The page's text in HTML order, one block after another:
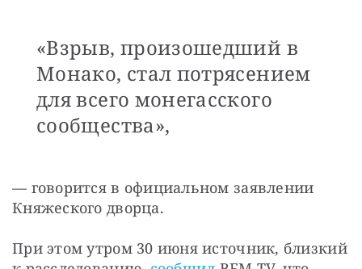
«Взрыв, произошедший в
Монако, стал потрясением
для всего монегасского
сообщества»,
— говорится в официальном заявлении
Княжеского дворца.
При этом утром 30 июня источник, близкий